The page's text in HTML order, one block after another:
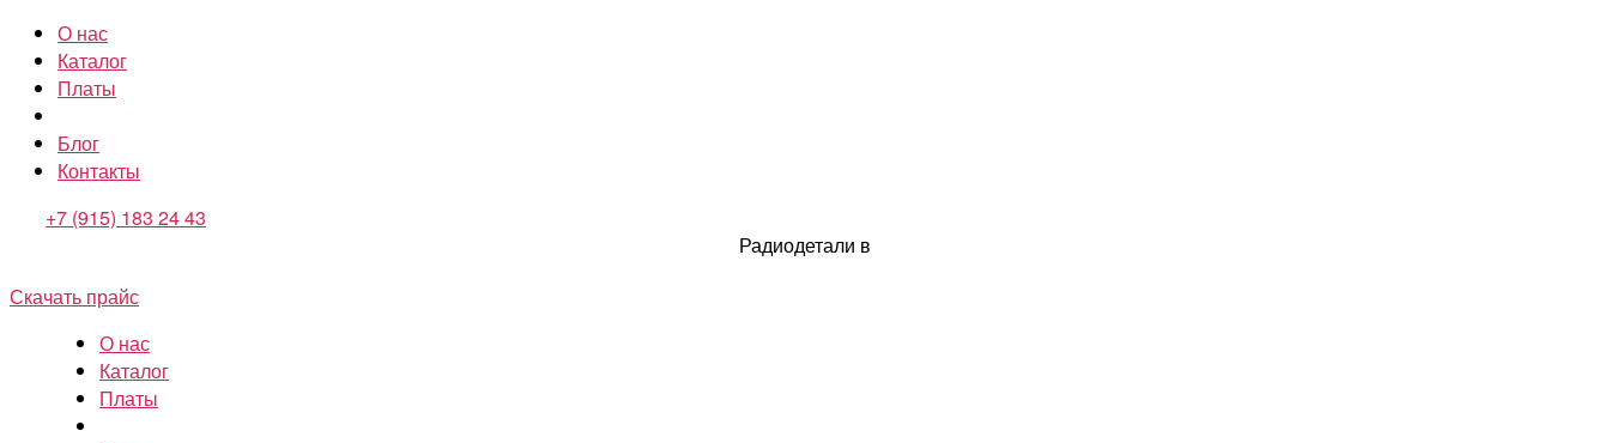
О нас
Каталог
Платы
Блог
Контакты
+7 (915) 183 24 43
Радиодетали в
Скачать прайс
О нас
Каталог
Платы